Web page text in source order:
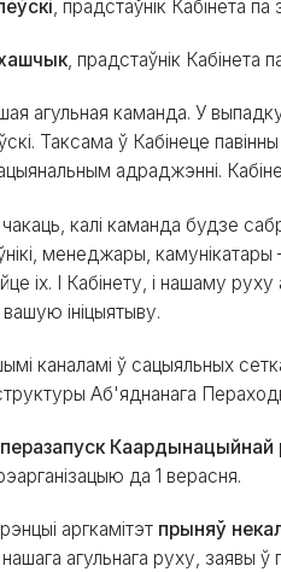
, прадстаўнік Кабінета
, прадстаўнік Кабінета
агульная каманда. У
Таксама ў Кабінеце
адраджэнні.
калі каманда будзе
менеджары,
іх. І Кабінету, і нашаму
ініцыятыву.
каналамі ў сацыяльных
Аб'яднанага
перазапуск Каардынацыйнай
да 1 верасня.
аргкамітэт прыняў
агульнага руху, заявы